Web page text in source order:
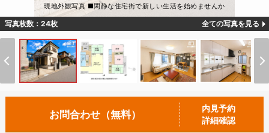
現地外観写真 ■閑静な住宅街で新しい生活を始めませんか
写真枚数：24枚 全ての写真を見る
お問合わせ（無料）
内見予約
詳細確認